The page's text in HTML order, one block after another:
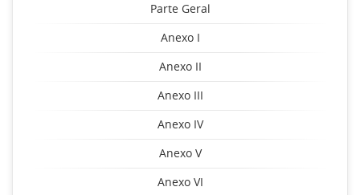
Parte Geral
Anexo I
Anexo II
Anexo III
Anexo IV
Anexo V
Anexo VI